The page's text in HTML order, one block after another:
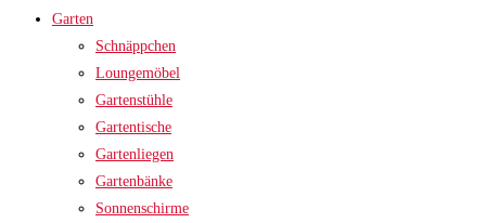
Garten
Schnäppchen
Loungemöbel
Gartenstühle
Gartentische
Gartenliegen
Gartenbänke
Sonnenschirme